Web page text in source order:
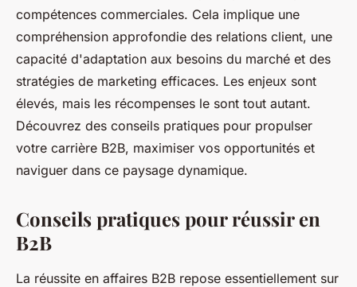
conseils pour réussir en b2b
Laure•19 février 2025•3 min de lecture
compétences commerciales. Cela implique une
compréhension approfondie des relations client, une
capacité d'adaptation aux besoins du marché et des
stratégies de marketing efficaces. Les enjeux sont
élevés, mais les récompenses le sont tout autant.
Découvrez des conseils pratiques pour propulser
votre carrière B2B, maximiser vos opportunités et
naviguer dans ce paysage dynamique.
Conseils pratiques pour réussir en
B2B
La réussite en affaires B2B repose essentiellement sur